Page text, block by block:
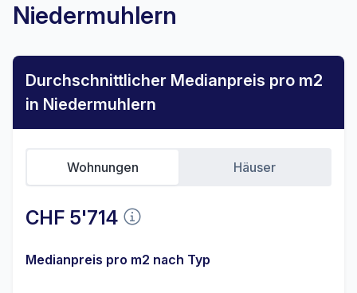
Niedermuhlern
Durchschnittlicher Medianpreis pro m2
in Niedermuhlern
CHF 5'714
Wohnungen Häuser
Medianpreis pro m2 nach Typ